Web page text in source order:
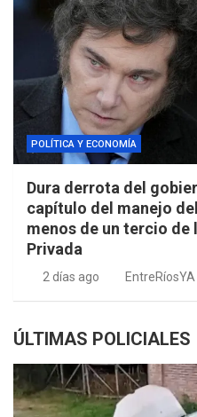
POLÍTICA Y ECONOMÍA
Dura derrota del
capítulo del manejo
menos de un tercio de
Privada
2 días ago EntreRíosYA
ÚLTIMAS POLICIALES